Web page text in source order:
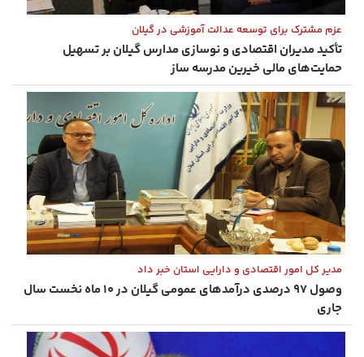
عزم مشترک برای توسعه عدالت آموزشی در گیلان
تأکید مدیران اقتصادی و نوسازی مدارس گیلان بر تسهیل
حمایت‌های مالی خیرین مدرسه ‌ساز
مدیر کل امور اقتصادی و دارایی استان خبر داد
وصول ۹۷ درصدی درآمدهای عمومی گیلان در ۱۰ ماه نخست سال
جاری